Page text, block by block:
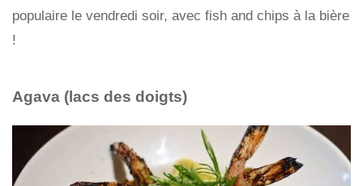
populaire le vendredi soir, avec fish and chips à la bière
!
Agava (lacs des doigts)